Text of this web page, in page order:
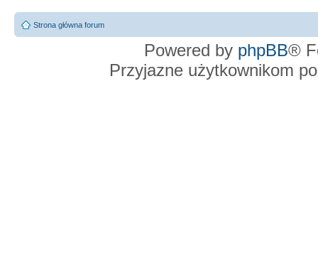
Strona główna forum
Powered by phpBB®
Przyjazne użytkownikom